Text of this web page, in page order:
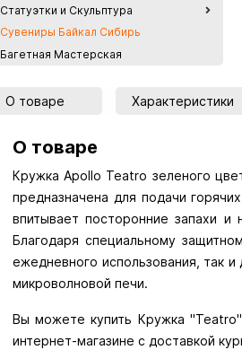
Статуэтки и Скульптура
Сувениры Байкал Сибирь
Багетная Мастерская
О товаре Характеристики
О товаре
Кружка Apollo Teatro зеленого
предназначена для подачи
впитывает посторонние запахи
Благодаря специальному
ежедневного использования, так
микроволновой печи.
Вы можете купить Кружка
интернет-магазине с доставкой